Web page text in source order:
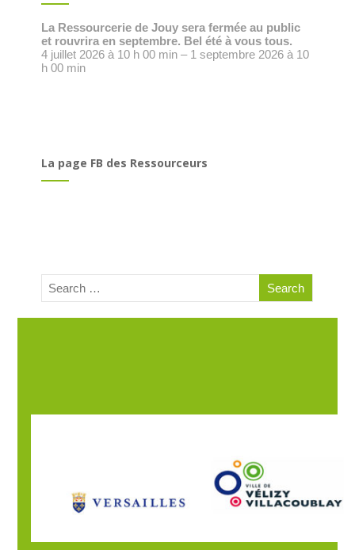
La Ressourcerie de Jouy sera fermée au public
et rouvrira en septembre. Bel été à vous tous.
4 juillet 2026 à 10 h 00 min – 1 septembre 2026 à 10
h 00 min
La page FB des Ressourceurs